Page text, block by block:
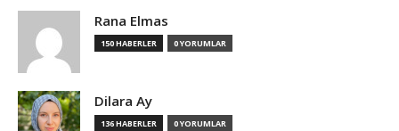
Rana Elmas
150 HABERLER 0 YORUMLAR
Dilara Ay
136 HABERLER 0 YORUMLAR